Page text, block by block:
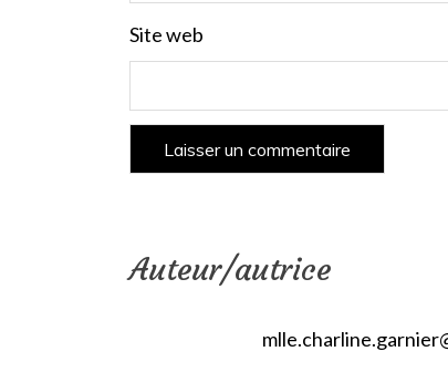
Site web
Auteur/autrice